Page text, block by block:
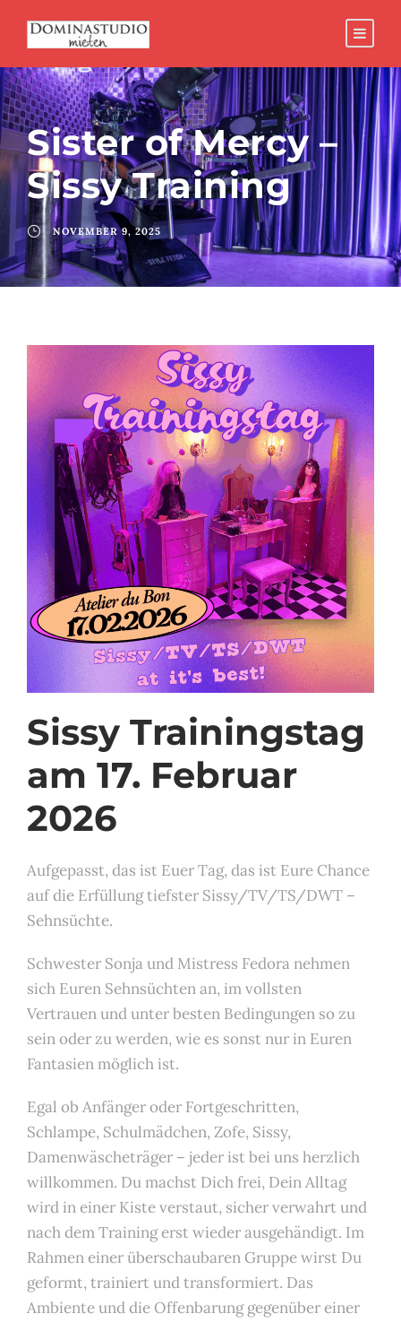
Sister of Mercy –
Sissy Training
NOVEMBER 9, 2025
Sissy Trainingstag
am 17. Februar
2026
Aufgepasst, das ist Euer Tag, das ist Eure Chance
auf die Erfüllung tiefster Sissy/TV/TS/DWT –
Sehnsüchte.
Schwester Sonja und Mistress Fedora nehmen
sich Euren Sehnsüchten an, im vollsten
Vertrauen und unter besten Bedingungen so zu
sein oder zu werden, wie es sonst nur in Euren
Fantasien möglich ist.
Egal ob Anfänger oder Fortgeschritten,
Schlampe, Schulmädchen, Zofe, Sissy,
Damenwäscheträger – jeder ist bei uns herzlich
willkommen. Du machst Dich frei, Dein Alltag
wird in einer Kiste verstaut, sicher verwahrt und
nach dem Training erst wieder ausgehändigt. Im
Rahmen einer überschaubaren Gruppe wirst Du
geformt, trainiert und transformiert. Das
Ambiente und die Offenbarung gegenüber einer